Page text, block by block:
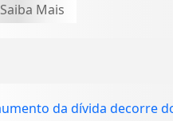
Saiba Mais